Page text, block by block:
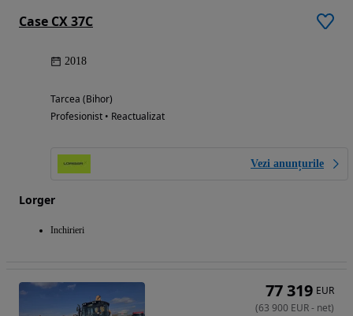
Case CX 37C
2018
Tarcea (Bihor)
Profesionist • Reactualizat
Vezi anunțurile
Lorger
Inchirieri
77 319 EUR
(63 900 EUR- net)